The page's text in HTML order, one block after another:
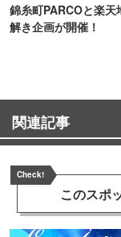
錦糸町PARCOと楽天
解き企画が開催！
関連記事
Check!
このスポ